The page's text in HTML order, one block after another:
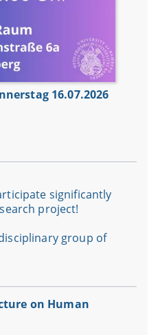
16.07.2026
significantly
project!
group of
on Human